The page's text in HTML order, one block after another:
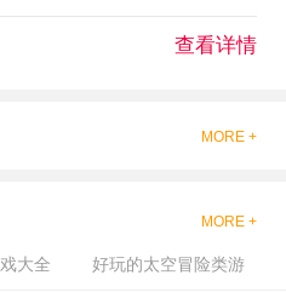
查看详情
MORE +
MORE +
大全 好玩的太空冒险类游